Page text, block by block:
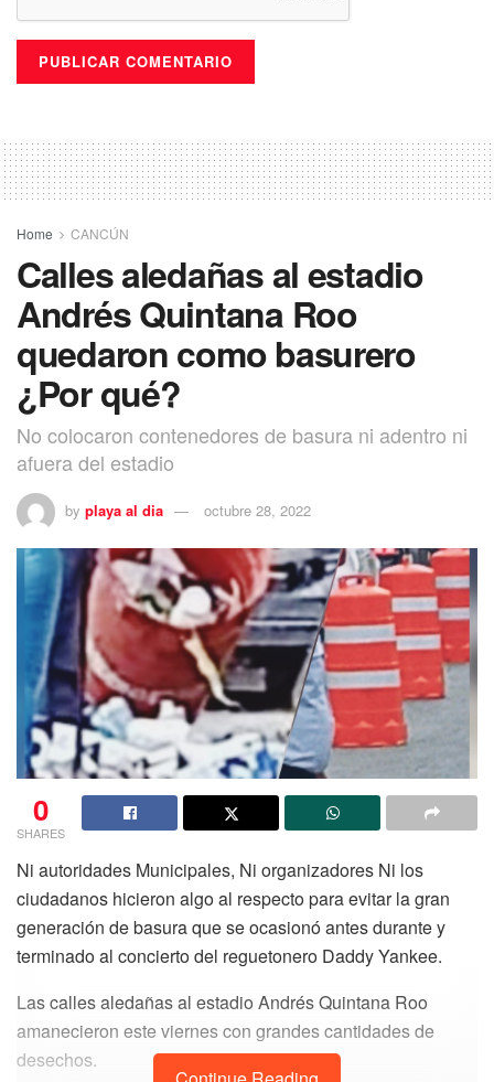
Home CANCÚN
Calles aledañas al estadio
Andrés Quintana Roo
quedaron como basurero
¿Por qué?
No colocaron contenedores de basura ni adentro ni
afuera del estadio
by playa al dia octubre 28, 2022
0
SHARES
Ni autoridades Municipales, Ni organizadores Ni los
ciudadanos hicieron algo al respecto para evitar la gran
generación de basura que se ocasionó antes durante y
terminado al concierto del reguetonero Daddy Yankee.
Las calles aledañas al estadio Andrés Quintana Roo
amanecieron este viernes con grandes cantidades de
desechos.